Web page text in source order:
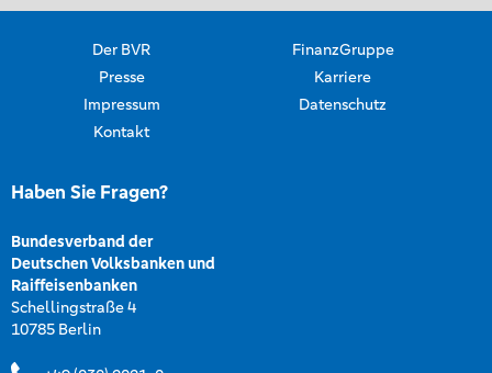
Der BVR
FinanzGruppe
Presse
Karriere
Impressum
Datenschutz
Kontakt
Haben Sie Fragen?
Bundesverband der
Deutschen Volksbanken und
Raiffeisenbanken
Schellingstraße 4
10785 Berlin